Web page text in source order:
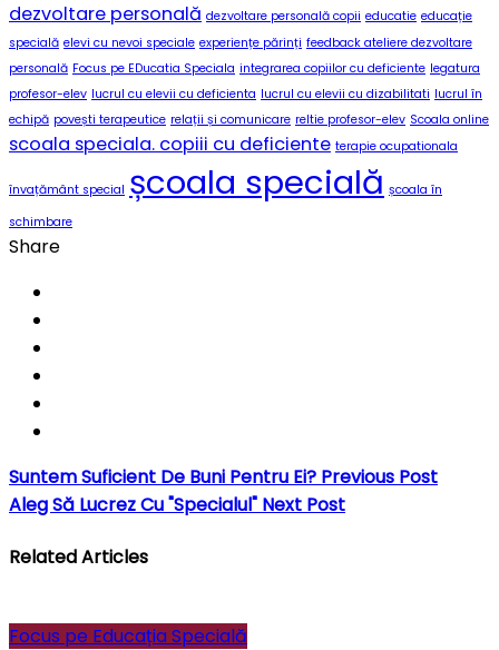
dezvoltare personală dezvoltare personală copii educatie educație
specială elevi cu nevoi speciale experiențe părinți feedback ateliere dezvoltare
personală Focus pe EDucatia Speciala integrarea copiilor cu deficiente legatura
profesor-elev lucrul cu elevii cu deficienta lucrul cu elevii cu dizabilitati lucrul în
echipă povești terapeutice relații și comunicare reltie profesor-elev Scoala online
scoala speciala. copiii cu deficiente terapie ocupationala
învațământ special școala specială școala în
schimbare
Share
Suntem Suficient De Buni Pentru Ei? Previous Post
Aleg Să Lucrez Cu "specialul" Next Post
Related Articles
Focus pe Educația Specială